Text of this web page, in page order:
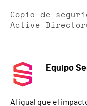
Copia de
Active
Equipo
Al igual que el